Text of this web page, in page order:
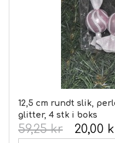
12,5 cm rundt slik,
glitter, 4 stk i boks
20,00
59,25 kr